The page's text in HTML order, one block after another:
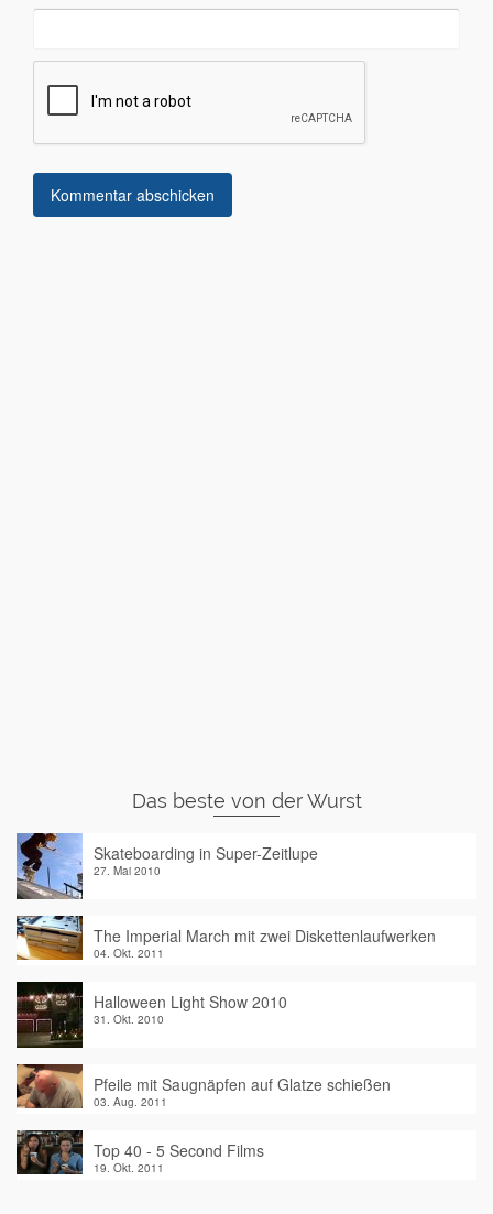
Das beste von der Wurst
Skateboarding in Super-Zeitlupe
27. Mai 2010
The Imperial March mit zwei Diskettenlaufwerken
04. Okt. 2011
Halloween Light Show 2010
31. Okt. 2010
Pfeile mit Saugnäpfen auf Glatze schießen
03. Aug. 2011
Top 40 - 5 Second Films
19. Okt. 2011